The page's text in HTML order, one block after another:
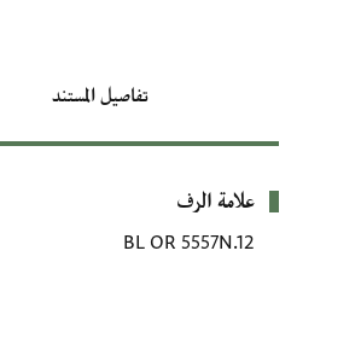
تفاصيل المستند
بيانات التعريف
علامة الرف
BL OR 5557N.12